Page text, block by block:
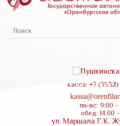
Форма
поиска
касса: +7
пн-вс: 9:00 -
обед: 14.00 -
ул. Маршала Г.К.